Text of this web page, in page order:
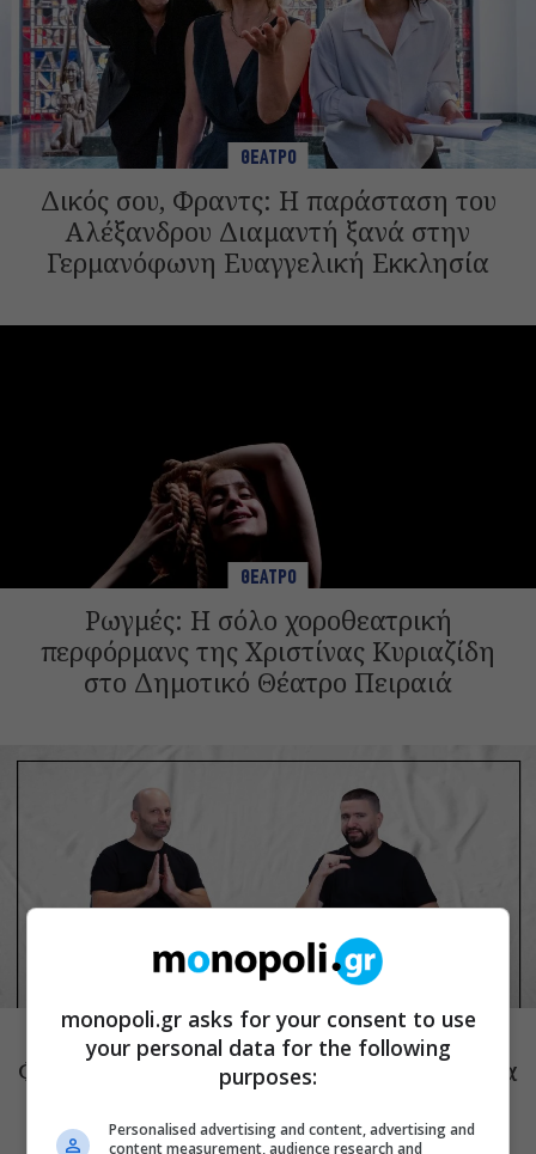
ΘΕΑΤΡΟ
Δικός σου, Φραντς: Η παράσταση του
Αλέξανδρου Διαμαντή ξανά στην
Γερμανόφωνη Ευαγγελική Εκκλησία
ΘΕΑΤΡΟ
Ρωγμές: Η σόλο χοροθεατρική
περφόρμανς της Χριστίνας Κυριαζίδη
στο Δημοτικό Θέατρο Πειραιά
Τόσο Όσο: Η stand-up comedy των
Φουντούλη-Σπηλιόπουλου στην Ταράτσα
του Λαμπέτη
monopoli.gr asks for your consent to use
your personal data for the following
purposes:
Personalised advertising and content, advertising and
content measurement, audience research and